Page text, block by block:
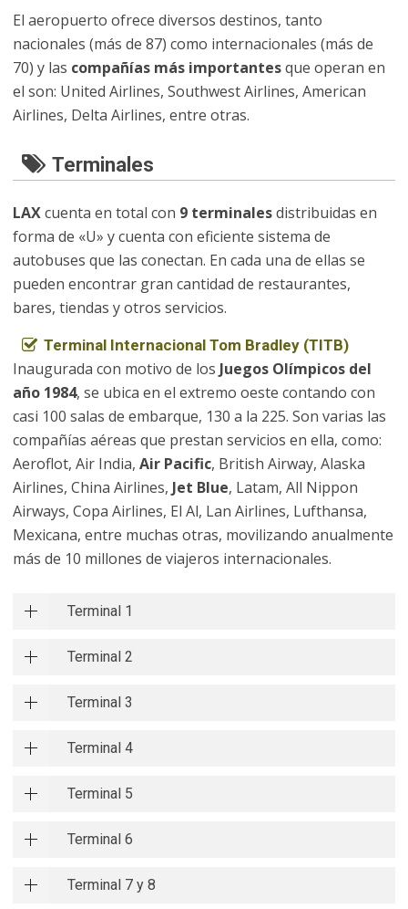
El aeropuerto ofrece diversos destinos, tanto
nacionales (más de 87) como internacionales (más de
70) y las compañías más importantesque operan en
el son: United Airlines, Southwest Airlines, American
Airlines, Delta Airlines, entre otras.
Terminales
LAXcuenta en total con 9 terminalesdistribuidas en
forma de «U» y cuenta con eficiente sistema de
autobuses que las conectan. En cada una de ellas se
pueden encontrar gran cantidad de restaurantes,
bares, tiendas y otros servicios.
Terminal Internacional Tom Bradley (TITB)
Inaugurada con motivo de los Juegos Olímpicos del
año 1984, se ubica en el extremo oeste contando con
casi 100 salas de embarque, 130 a la 225. Son varias las
compañías aéreas que prestan servicios en ella, como:
Aeroflot, Air India, Air Pacific, British Airway, Alaska
Airlines, China Airlines, Jet Blue, Latam, All Nippon
Airways, Copa Airlines, El Al, Lan Airlines, Lufthansa,
Mexicana, entre muchas otras, movilizando anualmente
más de 10 millones de viajeros internacionales.
Terminal 1
Terminal 2
Terminal 3
Terminal 4
Terminal 5
Terminal 6
Terminal 7 y 8